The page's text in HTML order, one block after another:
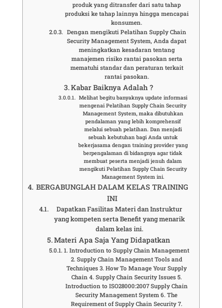
produk yang ditransfer dari satu tahap
produksi ke tahap lainnya hingga mencapai
konsumen.
Dengan mengikuti Pelatihan Supply Chain
Security Management System, Anda dapat
meningkatkan kesadaran tentang
manajemen risiko rantai pasokan serta
mematuhi standar dan peraturan terkait
rantai pasokan.
Kabar Baiknya Adalah ?
Melihat begitu banyaknya update informasi
mengenai Pelatihan Supply Chain Security
Management System, maka dibutuhkan
pendalaman yang lebih komprehensif
melalui sebuah pelatihan. Dan menjadi
sebuah kebutuhan bagi Anda untuk
bekerjasama dengan training provider yang
berpengalaman di bidangnya agar tidak
membuat peserta menjadi jenuh dalam
mengikuti Pelatihan Supply Chain Security
Management System ini.
BERGABUNGLAH DALAM KELAS TRAINING
INI
Dapatkan Fasilitas Materi dan Instruktur
yang kompeten serta Benefit yang menarik
dalam kelas ini.
Materi Apa Saja Yang Didapatkan
1. Introduction to Supply Chain Management
2. Supply Chain Management Tools and
Techniques 3. How To Manage Your Supply
Chain 4. Supply Chain Security Issues 5.
Introduction to ISO28000:2007 Supply Chain
Security Management System 6. The
Requirement of Supply Chain Security 7.